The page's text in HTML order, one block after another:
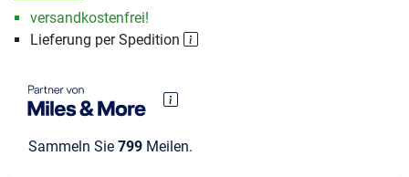
versandkostenfrei!
Lieferung per Spedition
Sammeln Sie 799 Meilen.